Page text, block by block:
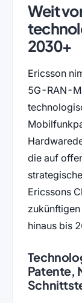
Weit
2030+
Ericsson
5G-RAN-
die auf
Ericssons
hinaus bis
Patente,